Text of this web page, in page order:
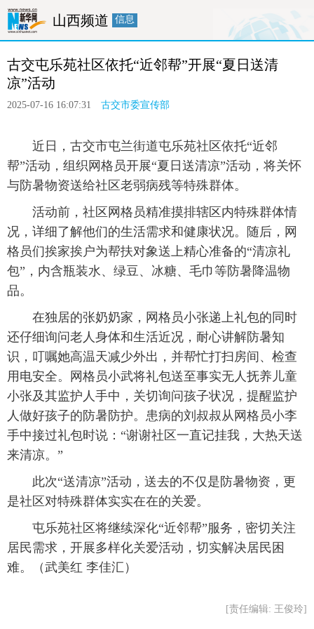
山西频道 信息
产经 医卫 教育 旅游 融媒体
古交屯乐苑社区依托“近邻帮”开展“夏日送清
凉”活动
2025-07-16 16:07:31 古交市委宣传部
近日，古交市屯兰街道屯乐苑社区依托“近邻
帮”活动，组织网格员开展“夏日送清凉”活动，将关怀
与防暑物资送给社区老弱病残等特殊群体。
活动前，社区网格员精准摸排辖区内特殊群体情
况，详细了解他们的生活需求和健康状况。随后，网
格员们挨家挨户为帮扶对象送上精心准备的“清凉礼
包”，内含瓶装水、绿豆、冰糖、毛巾等防暑降温物
品。
在独居的张奶奶家，网格员小张递上礼包的同时
还仔细询问老人身体和生活近况，耐心讲解防暑知
识，叮嘱她高温天减少外出，并帮忙打扫房间、检查
用电安全。网格员小武将礼包送至事实无人抚养儿童
小张及其监护人手中，关切询问孩子状况，提醒监护
人做好孩子的防暑防护。患病的刘叔叔从网格员小李
手中接过礼包时说：“谢谢社区一直记挂我，大热天送
来清凉。”
此次“送清凉”活动，送去的不仅是防暑物资，更
是社区对特殊群体实实在在的关爱。
屯乐苑社区将继续深化“近邻帮”服务，密切关注
居民需求，开展多样化关爱活动，切实解决居民困
难。（武美红 李佳汇）
[责任编辑: 王俊玲]